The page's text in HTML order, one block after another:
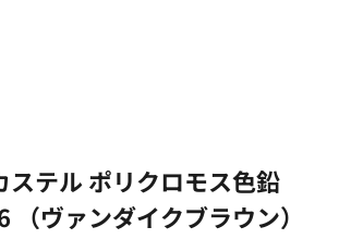
ステル ポリクロモス色鉛
（ヴァンダイクブラウン）